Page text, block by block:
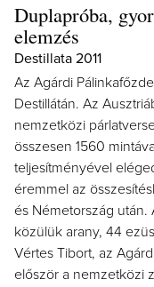
Duplapróba,
elemzés
Destillata 2011
Az Agárdi
Destillátán. Az
nemzetközi
összesen 1560
teljesítményével
éremmel az
és Németország után.
közülük arany, 44
Vértes Tibort, az
először a nemzetközi